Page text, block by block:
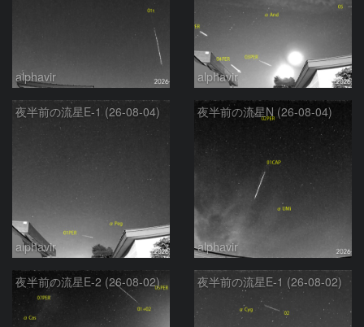
alphavir alphavir
夜半前の流星E-1 (26-08-04)
alphavir
夜半前の流星N (26-08-04)
alphavir
夜半前の流星E-2 (26-08-02) 夜半前の流星E-1 (26-08-02)